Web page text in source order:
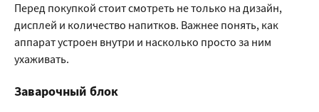
Перед покупкой стоит смотреть не только на дизайн,
дисплей и количество напитков. Важнее понять, как
аппарат устроен внутри и насколько просто за ним
ухаживать.
Заварочный блок